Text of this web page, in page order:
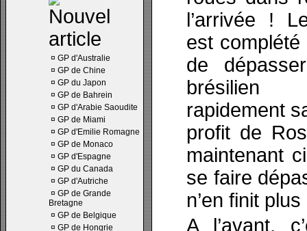
¤ GP d'Australie
¤ GP de Chine
¤ GP du Japon
¤ GP de Bahrein
¤ GP d'Arabie Saoudite
¤ GP de Miami
¤ GP d'Emilie Romagne
¤ GP de Monaco
¤ GP d'Espagne
¤ GP du Canada
¤ GP d'Autriche
¤ GP de Grande
Bretagne
¤ GP de Belgique
¤ GP de Hongrie
l’arrivée !
est
de
brésilien
rapidement
profit de
maintenant
se faire
n’en finit
A l’avant,